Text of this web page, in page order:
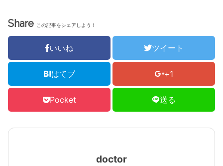
Share この記事をシェアしよう！
いいね ツイート
はてブ +1
Pocket 送る
doctor